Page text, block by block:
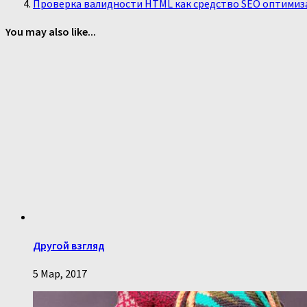
Проверка валидности HTML как средство SEO
You may also like...
Другой взгляд
5 Мар, 2017